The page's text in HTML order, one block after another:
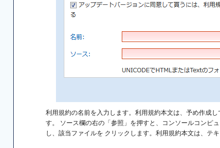
利用規約の名前を入力します。利用規約本文は、予め作成
す。 ソース欄の右の「参照」を押すと、コンソールコンピ
し、該当ファイルを クリックします。利用規約本文は、テ